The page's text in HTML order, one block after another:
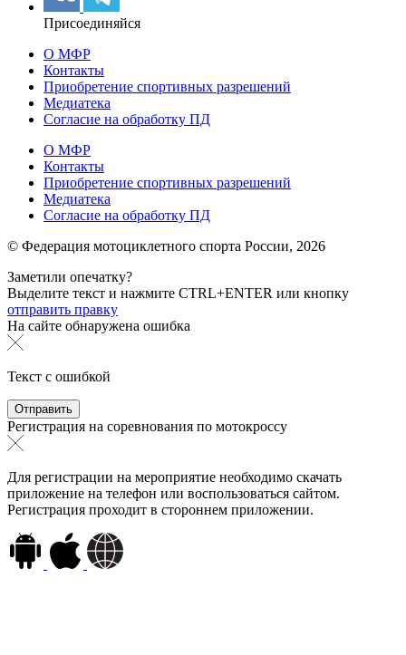
Присоединяйся
О МФР
Контакты
Приобретение спортивных разрешений
Медиатека
Согласие на обработку ПД
О МФР
Контакты
Приобретение спортивных разрешений
Медиатека
Согласие на обработку ПД
© Федерация мотоциклетного спорта России, 2026
Заметили опечатку?
Выделите текст и нажмите CTRL+ENTER или кнопку
отправить правку
На сайте обнаружена ошибка
Текст с ошибкой
Регистрация на соревнования по мотокроссу
Для регистрации на мероприятие необходимо скачать
приложение на телефон или воспользоваться сайтом.
Регистрация проходит в стороннем приложении.